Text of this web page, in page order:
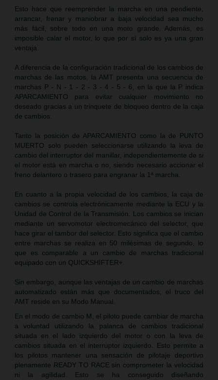
Esto hace que reemprender la marcha en una pendiente,
arrancar, frenar y maniobrar a baja velocidad sea mucho
más fácil, sobre todo en una moto grande. Además, es
imposible calar el motor, lo que por sí solo es ya una gran
ventaja.
A diferencia de la configuración tradicional de los cambios de
marchas de las motos, la AMT presenta una secuencia de
marchas P - N - 1 - 2 - 3 - 4 - 5 - 6, en la que la P indica
APARCAMIENTO para evitar cualquier movimiento no
deseado gracias a un trinquete de bloqueo dentro de la caja
de cambios.
Tanto la posición de APARCAMIENTO como la de PUNTO
MUERTO solo pueden seleccionarse utilizando la leva de
cambio del interruptor del manillar, independientemente de si
el motor está en marcha o no, siendo necesario accionar el
freno delantero o trasero para engranar la 1ª marcha.
En cuanto a la propia velocidad de los cambios, la caja de
cambios se controla electrónicamente mediante la ECU y la
Unidad de Control de la Transmisión. Los cambios se inician
mediante un servomotor electromecánico del selector, que
hace girar el tambor del selector. Esto significa que el cambio
entre marchas se realiza en 50 milésimas de segundo, lo
que es comparable a un cambio de marchas tradicional
equipado con un QUICKSHIFTER+.
Sin embargo, aunque las ventajas de un cambio de marchas
automatizado están más que documentados, el truco del
AMT reside en su Modo Manual.
En el modo de cambio M, el piloto puede cambiar de marcha
a voluntad utilizando la palanca de cambios tradicional
situada en el lado izquierdo del motor o con la leva de
cambios situada en el interruptor izquierdo. Esto permite a
los pilotos mantener una sensación de pilotaje deportivo
plenamente READY TO RACE sin comprometer la velocidad
ni la agilidad. Esto se ha conseguido diseñando